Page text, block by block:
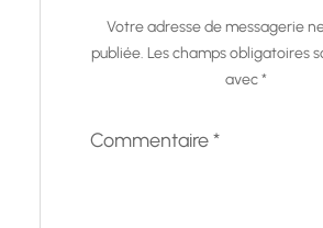
Votre adresse de messagerie
publiée. Les champs obligatoires
avec*
Commentaire*